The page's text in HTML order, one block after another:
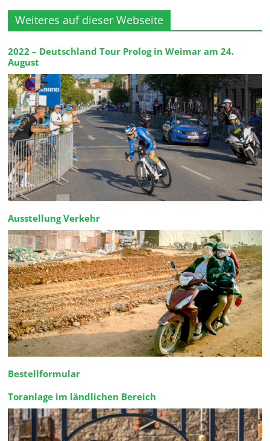
Weiteres auf dieser Webseite
2022 – Deutschland Tour Prolog in Weimar am 24.
August
Ausstellung Verkehr
Bestellformular
Toranlage im ländlichen Bereich